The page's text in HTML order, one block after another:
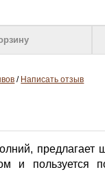
/ Написать отзыв
предлагает
и пользуется